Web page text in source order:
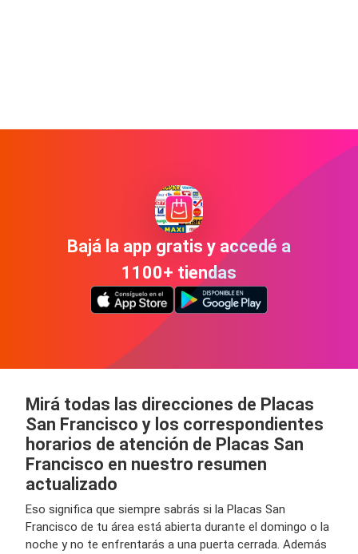
Bajá la app gratis y accedé a
1100+ tiendas
Mirá todas las direcciones de Placas
San Francisco y los correspondientes
horarios de atención de Placas San
Francisco en nuestro resumen
actualizado
Eso significa que siempre sabrás si la Placas San
Francisco de tu área está abierta durante el domingo o la
noche y no te enfrentarás a una puerta cerrada. Además